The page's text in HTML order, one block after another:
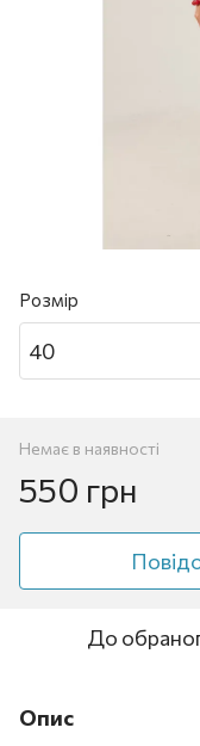
Розмір
40
Немає в наявності
550 грн
До
Опис